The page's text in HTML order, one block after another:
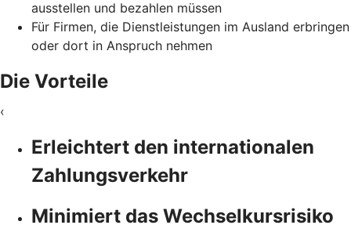
ausstellen und bezahlen müssen
Für Firmen, die Dienstleistungen im Ausland erbringen
oder dort in Anspruch nehmen
Die Vorteile
‹
Erleichtert den internationalen
Zahlungsverkehr
Minimiert das Wechselkursrisiko